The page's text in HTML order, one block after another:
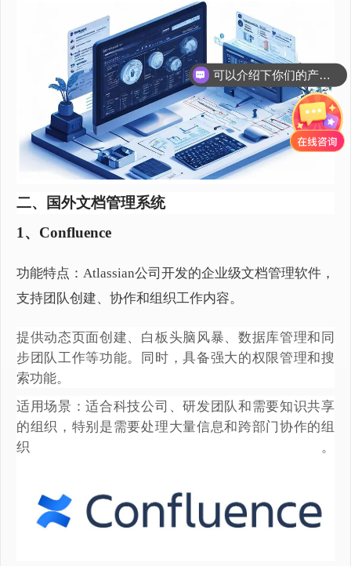
二、国外文档管理系统
1、Confluence
功能特点：Atlassian公司开发的企业级文档管理软件，
支持团队创建、协作和组织工作内容。
提供动态页面创建、白板头脑风暴、数据库管理和同
步团队工作等功能。同时，具备强大的权限管理和搜
索功能。
适用场景：适合科技公司、研发团队和需要知识共享
的组织，特别是需要处理大量信息和跨部门协作的组
织。
可以介绍下你们的产品么？